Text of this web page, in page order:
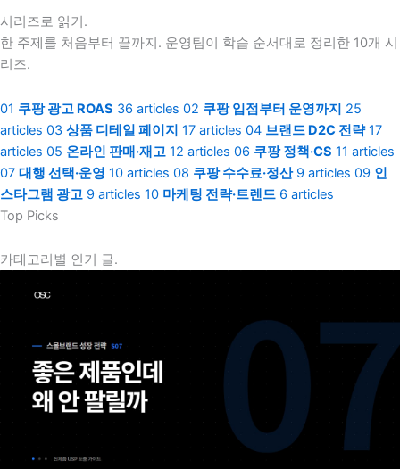
시리즈로 읽기.
한 주제를 처음부터 끝까지. 운영팀이 학습 순서대로 정리한 10개 시
리즈.
01 쿠팡 광고 ROAS 36 articles 02 쿠팡 입점부터 운영까지 25
articles 03 상품 디테일 페이지 17 articles 04 브랜드 D2C 전략 17
articles 05 온라인 판매·재고 12 articles 06 쿠팡 정책·CS 11 articles
07 대행 선택·운영 10 articles 08 쿠팡 수수료·정산 9 articles 09 인
스타그램 광고 9 articles 10 마케팅 전략·트렌드 6 articles
Top Picks
카테고리별 인기 글.